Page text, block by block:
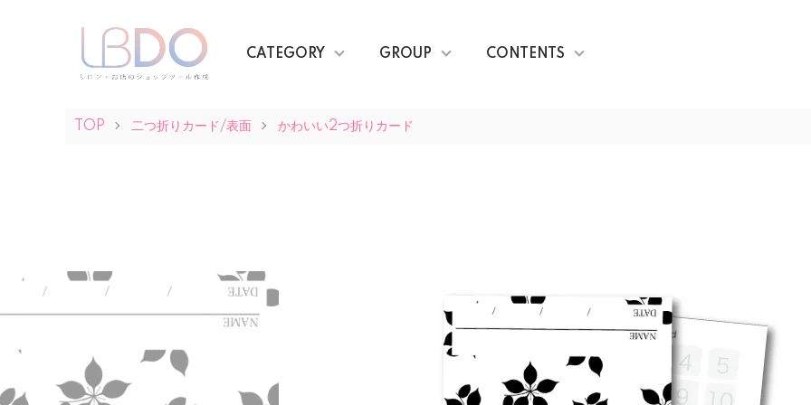
CATEGORY GROUP CONTENTS
TOP 二つ折りカード/表面 かわいい2つ折りカード